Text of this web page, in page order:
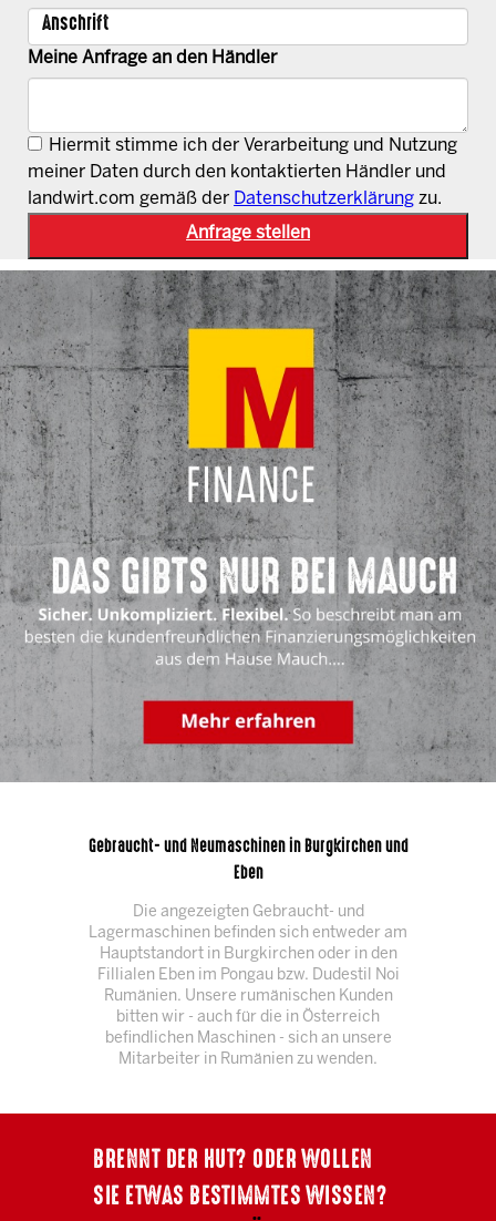
Meine Anfrage an den Händler
Hiermit stimme ich der Verarbeitung und Nutzung
meiner Daten durch den kontaktierten Händler und
landwirt.com gemäß der Datenschutzerklärung zu.
Gebraucht- und Neumaschinen in Burgkirchen und
Eben
Die angezeigten Gebraucht- und
Lagermaschinen befinden sich entweder am
Hauptstandort in Burgkirchen oder in den
Fillialen Eben im Pongau bzw. Dudestil Noi
Rumänien. Unsere rumänischen Kunden
bitten wir - auch für die in Österreich
befindlichen Maschinen - sich an unsere
Mitarbeiter in Rumänien zu wenden.
BRENNT DER HUT? ODER WOLLEN
SIE ETWAS BESTIMMTES WISSEN?